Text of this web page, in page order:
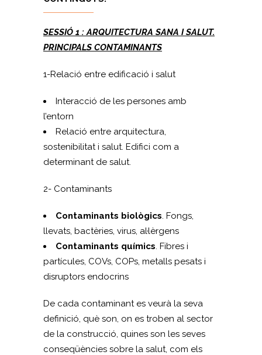
SESSIÓ 1 : ARQUITECTURA SANA I SALUT.
PRINCIPALS CONTAMINANTS
1-Relació entre edificació i salut
Interacció de les persones amb
l’entorn
Relació entre arquitectura,
sostenibilitat i salut. Edifici com a
determinant de salut.
2- Contaminants
Contaminants biològics. Fongs,
llevats, bactèries, virus, al·lèrgens
Contaminants químics. Fibres i
partícules, COVs, COPs, metalls pesats i
disruptors endocrins
De cada contaminant es veurà la seva
definició, què son, on es troben al sector
de la construcció, quines son les seves
conseqüències sobre la salut, com els